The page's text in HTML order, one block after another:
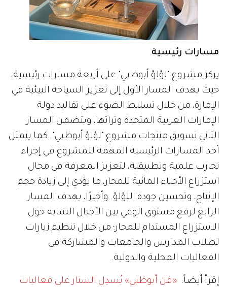
مسارات رئيسية
يركز مشروع "لؤلؤ أبوظبي" على أربعة مسارات رئيسية،
حيث يهدف المسار الأول إلى تعزيز السياحة البيئية في
الإمارة، من خلال تسليط الضوء على تقاليد دولة
الإمارات العربية المتحدة وتراثها، ويتضمن المسار
الثاني تسويق منتجات مشروع "لؤلؤ أبوظبي". كما يتمثل
أحد المسارات الرئيسية المهمة للمشروع في إجراء
تجارب علمية وتطبيقية، لتعزيز المعرفة في مجال
استزراع الأحياء المائية للمحار، ما يؤدي إلى زيادة حجم
الإنتاج، وتحسين جودة اللؤلؤ. وأخيرًا، يهدف المسار
الرابع لرفع مستوى الوعي بين الأجيال الشابة حول
الاستزراع المستدام للمحار؛ من خلال تنظيم زيارات
لطلاب المدارس والجامعات والمشاركة في
الفعاليات المحلية والدولية.
إقرأ أيضاً: «فن أبوظبي» يُسدِل الستار على فعاليات